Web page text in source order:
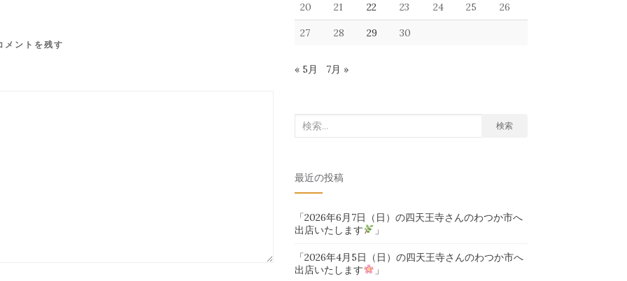
メントを残す
20 21 22 23 24 25 26
27 28 29 30
« 5月 7月 »
検
象:
検索
最近の投稿
「2026年6月7日（日）の四天王寺さんのわつか市へ
出店いたします
」
「2026年4月5日（日）の四天王寺さんのわつか市へ
出店いたします
」